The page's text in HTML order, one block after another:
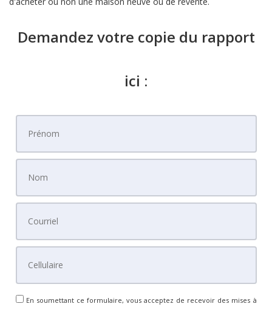
Demandez votre copie du rapport
ici :
En soumettant ce formulaire, vous acceptez de recevoir des mises à